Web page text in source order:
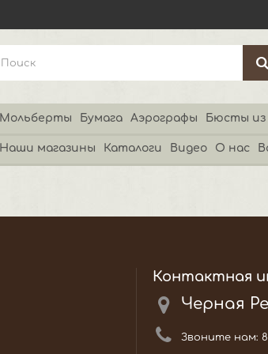
Мольберты Бумага Аэрографы Бюсты из
Наши магазины Каталоги Видео О нас
Контактная
Черная
Звоните нам: